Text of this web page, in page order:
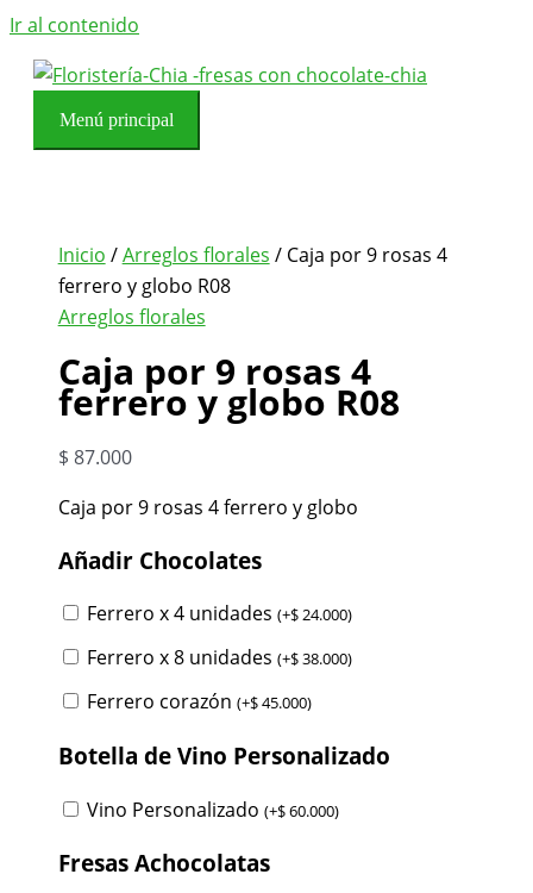
Ir al contenido
Menú principal
Inicio /Arreglos florales / Caja por 9 rosas 4
ferrero y globo R08
Arreglos florales
Caja por 9 rosas 4
ferrero y globo R08
$ 87.000
Caja por 9 rosas 4 ferrero y globo
Añadir Chocolates
Ferrero x 4 unidades (+$24.000)
Ferrero x 8 unidades (+$38.000)
Ferrero corazón (+$45.000)
Botella de Vino Personalizado
Vino Personalizado (+$60.000)
Fresas Achocolatas